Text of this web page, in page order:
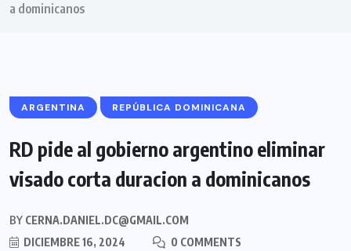
a dominicanos
ARGENTINA REPÚBLICA DOMINICANA
RD pide al gobierno argentino eliminar
visado corta duracion a dominicanos
BY CERNA.DANIEL.DC@GMAIL.COM
DICIEMBRE 16, 2024
0 COMMENTS